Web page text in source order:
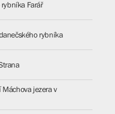
Farář
rybníka
jezera v